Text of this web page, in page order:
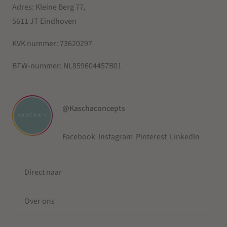
Adres: Kleine Berg 77,
5611 JT Eindhoven
KVK nummer: 73620297
BTW-nummer: NL859604457B01
@Kaschaconcepts
Facebook Instagram Pinterest LinkedIn
Direct naar
Over ons